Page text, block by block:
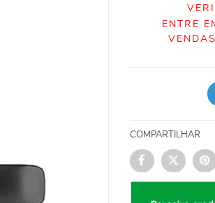
ENTRE
COMPARTILHAR